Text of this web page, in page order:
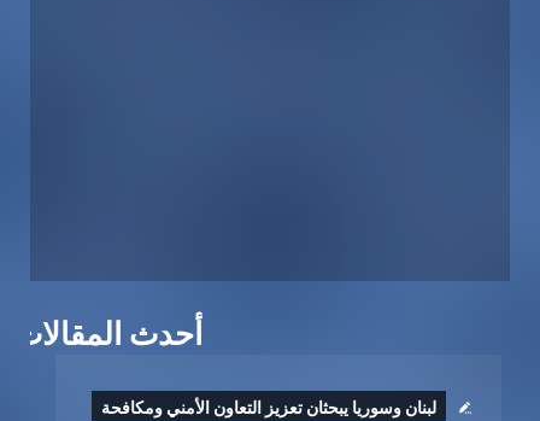
أحدث المقالات
لبنان وسوريا يبحثان تعزيز التعاون الأمني ومكافحة